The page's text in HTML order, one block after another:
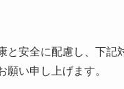
安全に配慮し、下記
い申し上げます。